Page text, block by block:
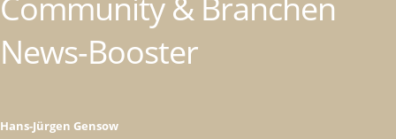
News-Booster
Hans-Jürgen Gensow